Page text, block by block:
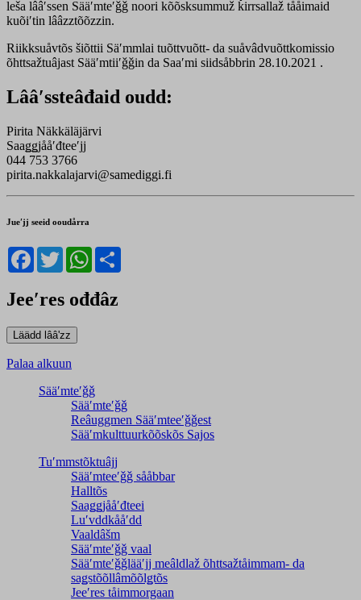
leša lââʹssen Sääʹmteʹǧǧ noori kõõsksummuž ǩirrsallaž tååimaid
kuõiʹtin lââzztõõzzin.
Riikksuåvtõs šiõttii Säʹmmlai tuõttvuõtt- da suåvâdvuõttkomissio
õhttsažtuâjast Sääʹmtiiʹǧǧin da Saaʹmi siidsåbbrin 28.10.2021 .
Lââʹssteâđaid oudd:
Pirita Näkkäläjärvi
Saaǥǥjååʹđteeʹjj
044 753 3766
pirita.nakkalajarvi@samediggi.fi
Jueʹjj seeid ooudårra
Facebook
TwitterWhatsApp
Jeeʹres ođđâz
Palaa alkuun
Sääʹmteʹǧǧ
Sääʹmteʹǧǧ
Reâuggmen Sääʹmteeʹǧǧest
Sääʹmkulttuurkõõskõs Sajos
Tuʹmmstõktuâjj
Sääʹmteeʹǧǧ sååbbar
Halltõs
Saaǥǥjååʹđteei
Luʹvddkååʹdd
Vaaldâšm
Sääʹmteʹǧǧ vaal
Sääʹmteʹǧǧlääʹjj meâldlaž õhttsažtåimmam- da
saǥstõõllâmõõlǥtõs
Jeeʹres tåimmorgaan